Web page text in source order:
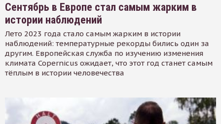
Сентябрь в Европе стал самым жарким в
истории наблюдений
Лето 2023 года стало самым жарким в истории
наблюдений: температурные рекорды бились один за
другим. Европейская служба по изучению изменения
климата Copernicus ожидает, что этот год станет самым
тёплым в истории человечества